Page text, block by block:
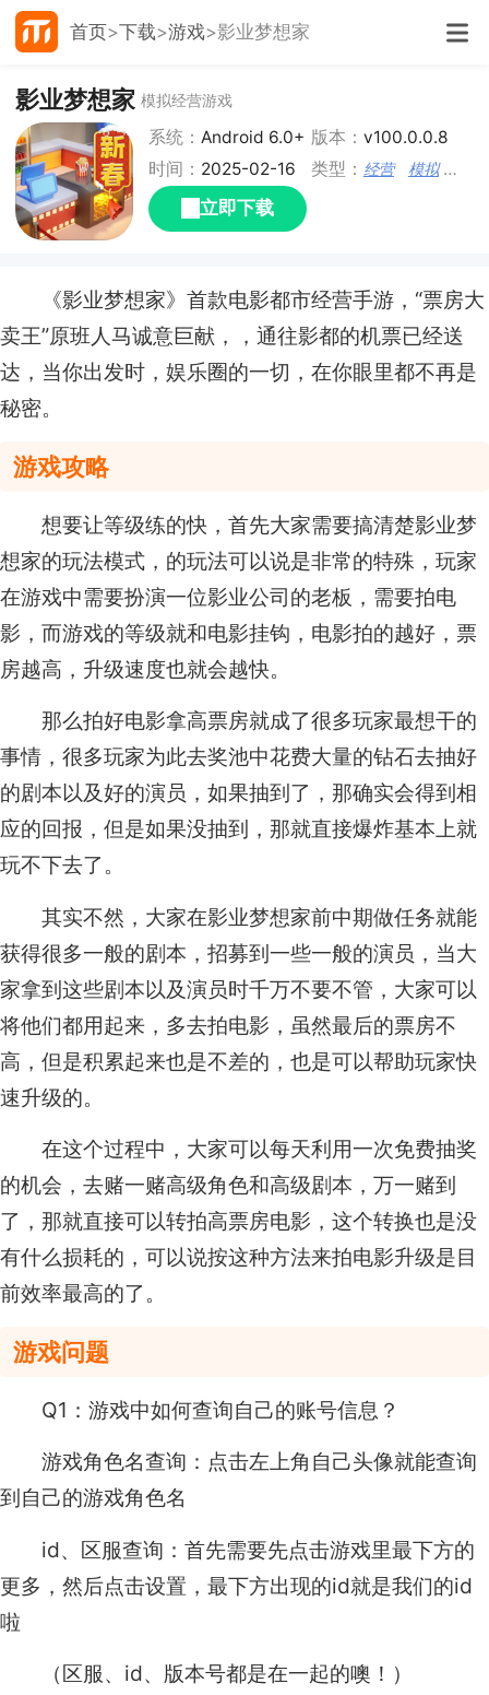
首页 下载 游戏 影业梦想家
影业梦想家 模拟经营游戏
系统：Android 6.0+ 版本： v100.0.0.8
时间： 2025-02-16 类型： 经营 模拟 单机
立即下载
《影业梦想家》首款电影都市经营手游，“票房大
卖王”原班人马诚意巨献，，通往影都的机票已经送
达，当你出发时，娱乐圈的一切，在你眼里都不再是
秘密。
游戏攻略
想要让等级练的快，首先大家需要搞清楚影业梦
想家的玩法模式，的玩法可以说是非常的特殊，玩家
在游戏中需要扮演一位影业公司的老板，需要拍电
影，而游戏的等级就和电影挂钩，电影拍的越好，票
房越高，升级速度也就会越快。
那么拍好电影拿高票房就成了很多玩家最想干的
事情，很多玩家为此去奖池中花费大量的钻石去抽好
的剧本以及好的演员，如果抽到了，那确实会得到相
应的回报，但是如果没抽到，那就直接爆炸基本上就
玩不下去了。
其实不然，大家在影业梦想家前中期做任务就能
获得很多一般的剧本，招募到一些一般的演员，当大
家拿到这些剧本以及演员时千万不要不管，大家可以
将他们都用起来，多去拍电影，虽然最后的票房不
高，但是积累起来也是不差的，也是可以帮助玩家快
速升级的。
在这个过程中，大家可以每天利用一次免费抽奖
的机会，去赌一赌高级角色和高级剧本，万一赌到
了，那就直接可以转拍高票房电影，这个转换也是没
有什么损耗的，可以说按这种方法来拍电影升级是目
前效率最高的了。
游戏问题
Q1：游戏中如何查询自己的账号信息？
游戏角色名查询：点击左上角自己头像就能查询
到自己的游戏角色名
id、区服查询：首先需要先点击游戏里最下方的
更多，然后点击设置，最下方出现的id就是我们的id
啦
（区服、id、版本号都是在一起的噢！）